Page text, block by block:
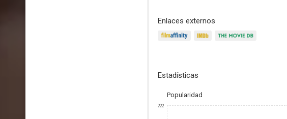
Enlaces externos
Estadísticas
Popularidad
???